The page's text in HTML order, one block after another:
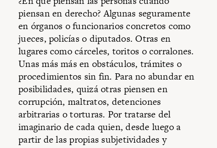
piensan en derecho? Algunas seguramente
en órganos o funcionarios concretos como
jueces, policías o diputados. Otras en
lugares como cárceles, toritos o corralones.
Unas más más en obstáculos, trámites o
procedimientos sin fin. Para no abundar en
posibilidades, quizá otras piensen en
corrupción, maltratos, detenciones
arbitrarias o torturas. Por tratarse del
imaginario de cada quien, desde luego a
partir de las propias subjetividades y